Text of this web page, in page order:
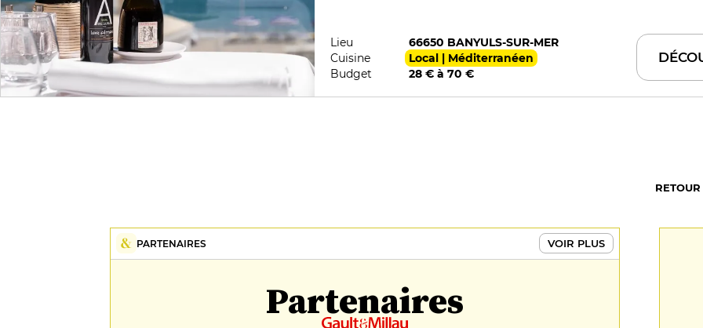
Lieu
66650 BANYULS-SUR-MER
Cuisine
Local | Méditerranéen
Budget
28 € à 70 €
PARTENAIRES VOIR PLUS
Partenaires